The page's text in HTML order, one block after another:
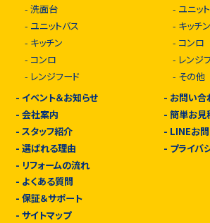
- 洗面台
- ユニットバス
- キッチン
- コンロ
- レンジフード
- ユニッ
- キッチン
- コンロ
- レンジ
- その他
- イベント＆お知らせ
- 会社案内
- スタッフ紹介
- 選ばれる理由
- リフォームの流れ
- よくある質問
- 保証＆サポート
- サイトマップ
- お問い合
-簡単お見
- LINEお
- プライバ